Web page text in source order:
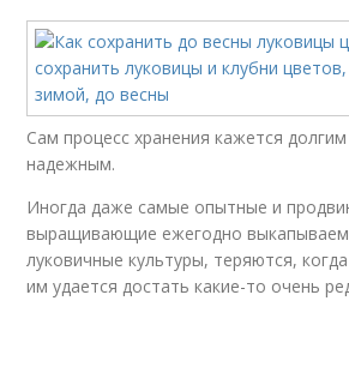
Сам процесс хранения кажется долгим
надежным.
Иногда даже самые опытные и
выращивающие ежегодно
луковичные культуры, теряются,
им удается достать какие-то очень